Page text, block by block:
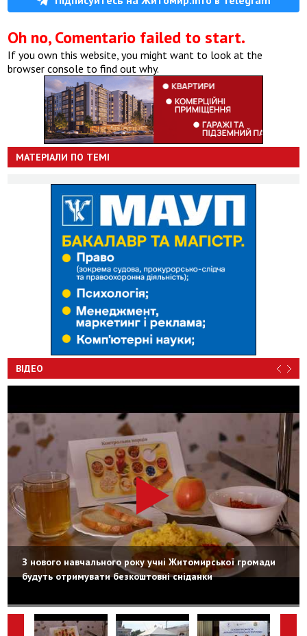
Oh no, Comentario failed to start.
If you own this website, you might want to look at the
browser console to find out why.
МАТЕРІАЛИ ПО ТЕМІ
ВІДЕО
З нового навчального року учні Житомирської громади
будуть отримувати безкоштовні сніданки